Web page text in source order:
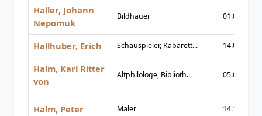
Haller, Johann
Nepomuk
Bildhauer 01.03.1792
Hallhuber, Erich Schauspieler, Kabarett... 14.07.1951
Halm, Karl Ritter
von
Altphilologe, Biblioth... 05.04.1809
Halm, Peter Maler 14.12.1854